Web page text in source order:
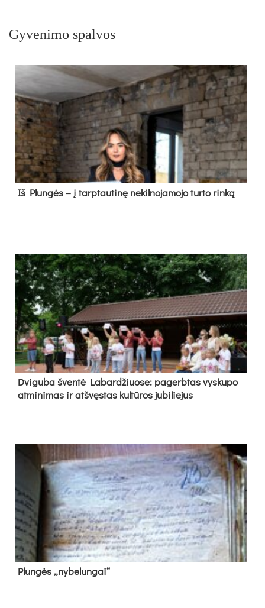
Gyvenimo spalvos
Iš Plungės – į tarptautinę nekilnojamojo turto rinką
Dvi­gu­ba šven­tė La­bar­džiuo­se: pa­gerb­tas vys­ku­po
at­mi­ni­mas ir at­švęs­tas kul­tū­ros ju­bi­lie­jus
Plun­gės „ny­be­lun­gai“